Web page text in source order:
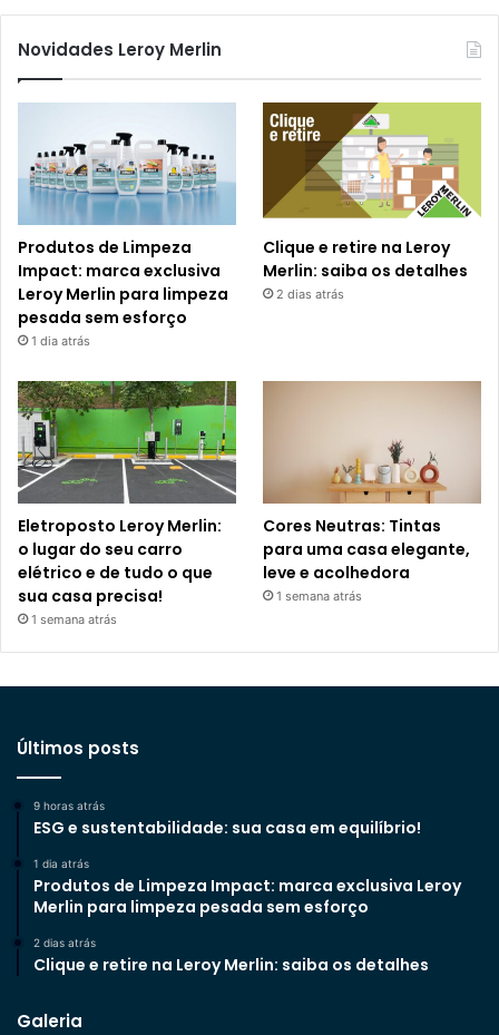
Novidades Leroy Merlin
Produtos de Limpeza
Impact: marca exclusiva
Leroy Merlin para limpeza
pesada sem esforço
1 dia atrás
Clique e retire na Leroy
Merlin: saiba os detalhes
2 dias atrás
Eletroposto Leroy Merlin:
o lugar do seu carro
elétrico e de tudo o que
sua casa precisa!
1 semana atrás
Cores Neutras: Tintas
para uma casa elegante,
leve e acolhedora
1 semana atrás
Últimos posts
9 horas atrás
ESG e sustentabilidade: sua casa em equilíbrio!
1 dia atrás
Produtos de Limpeza Impact: marca exclusiva Leroy
Merlin para limpeza pesada sem esforço
2 dias atrás
Clique e retire na Leroy Merlin: saiba os detalhes
Galeria